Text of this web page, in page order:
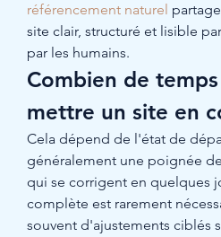
référencement naturel
site clair, structuré et lisible
par les humains.
Combien de
mettre un site en
Cela dépend de l'état de
généralement une poignée
qui se corrigent en quelques
complète est rarement
souvent d'ajustements ciblés